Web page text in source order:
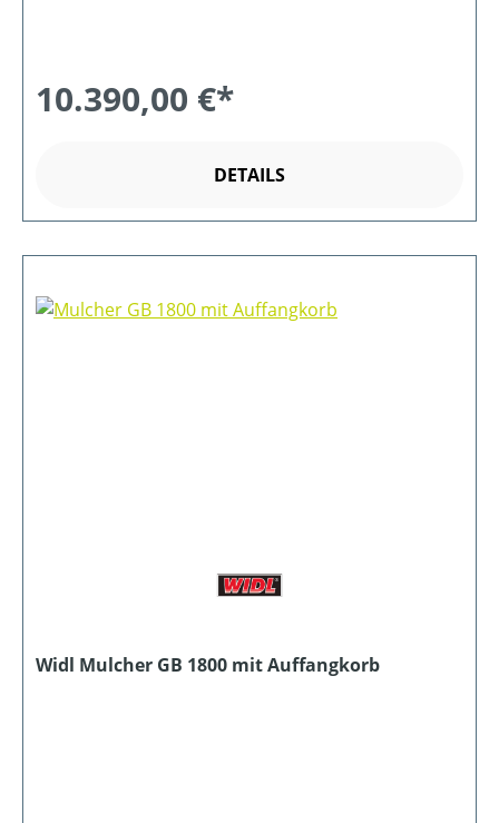
10.390,00 €*
DETAILS
Widl Mulcher GB 1800 mit Auffangkorb